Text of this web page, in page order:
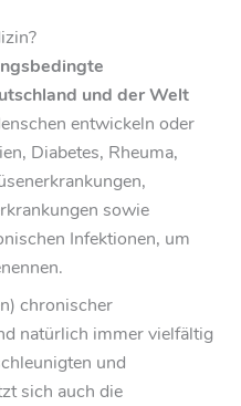
und der Welt
entwickeln oder
Diabetes, Rheuma,
sowie
Infektionen, um
chronischer
natürlich immer vielfältig
und
sich auch die